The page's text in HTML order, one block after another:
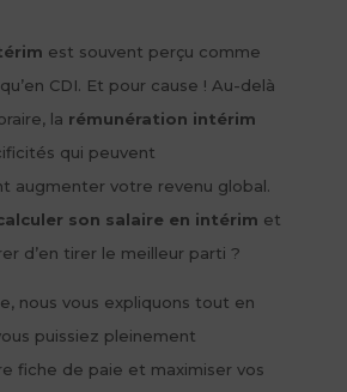
est souvent perçu comme
CDI. Et pour cause ! Au-delà
la rémunération intérim
qui peuvent
augmenter votre revenu global.
son salaire en intérim et
d’en tirer le meilleur parti ?
nous vous expliquons tout en
puissiez pleinement
fiche de paie et maximiser vos